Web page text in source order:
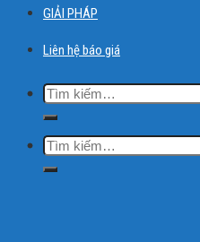
GIẢI PHÁP
Liên hệ báo giá
Tìm
kiếm:
Tìm
kiếm: